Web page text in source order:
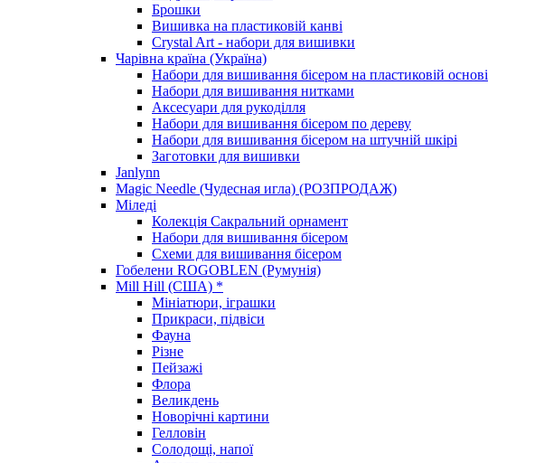
Брошки
Вишивка на пластиковій канві
Crystal Art - набори для вишивки
Чарівна країна (Україна)
Набори для вишивання бісером на пластиковій основі
Набори для вишивання нитками
Аксесуари для рукоділля
Набори для вишивання бісером по дереву
Набори для вишивання бісером на штучній шкірі
Заготовки для вишивки
Janlynn
Magic Needle (Чудесная игла) (РОЗПРОДАЖ)
Міледі
Колекція Сакральний орнамент
Набори для вишивання бісером
Схеми для вишивання бісером
Гобелени ROGOBLEN (Румунія)
Mill Hill (США) *
Мініатюри, іграшки
Прикраси, підвіси
Фауна
Різне
Пейзажі
Флора
Великдень
Новорічні картини
Гелловін
Солодощі, напої